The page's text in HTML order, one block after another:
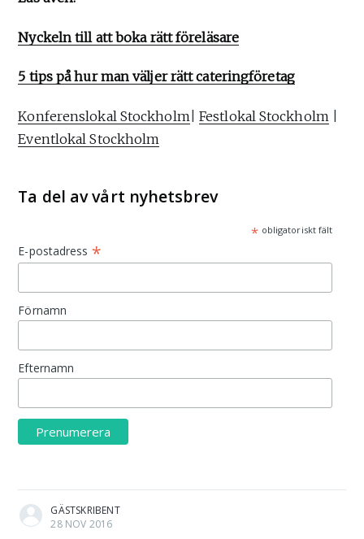
Nyckeln till att boka rätt föreläsare
5 tips på hur man väljer rätt cateringföretag
Konferenslokal Stockholm Festlokal Stockholm
Eventlokal Stockholm
Ta del av vårt nyhetsbrev
* obligatoriskt fält
E-postadress *
Förnamn
Efternamn
GÄSTSKRIBENT
28 NOV 2016